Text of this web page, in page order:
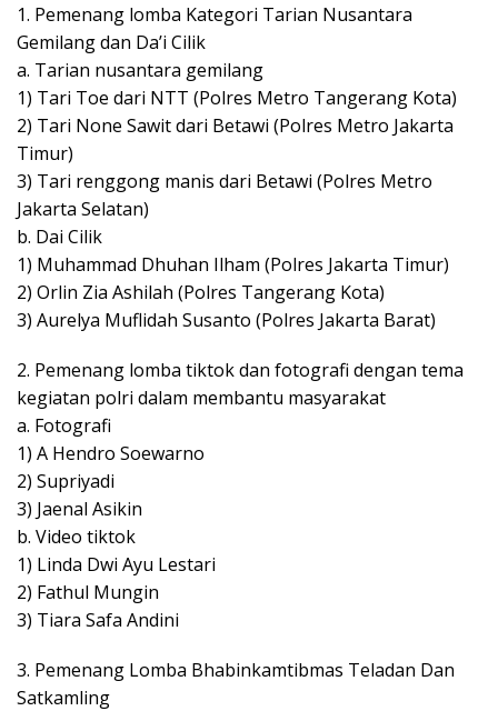
1. Pemenang lomba Kategori Tarian Nusantara
Gemilang dan Da’i Cilik
a. Tarian nusantara gemilang
1) Tari Toe dari NTT (Polres Metro Tangerang Kota)
2) Tari None Sawit dari Betawi (Polres Metro Jakarta
Timur)
3) Tari renggong manis dari Betawi (Polres Metro
Jakarta Selatan)
b. Dai Cilik
1) Muhammad Dhuhan Ilham (Polres Jakarta Timur)
2) Orlin Zia Ashilah (Polres Tangerang Kota)
3) Aurelya Muflidah Susanto (Polres Jakarta Barat)
2. Pemenang lomba tiktok dan fotografi dengan tema
kegiatan polri dalam membantu masyarakat
a. Fotografi
1) A Hendro Soewarno
2) Supriyadi
3) Jaenal Asikin
b. Video tiktok
1) Linda Dwi Ayu Lestari
2) Fathul Mungin
3) Tiara Safa Andini
3. Pemenang Lomba Bhabinkamtibmas Teladan Dan
Satkamling